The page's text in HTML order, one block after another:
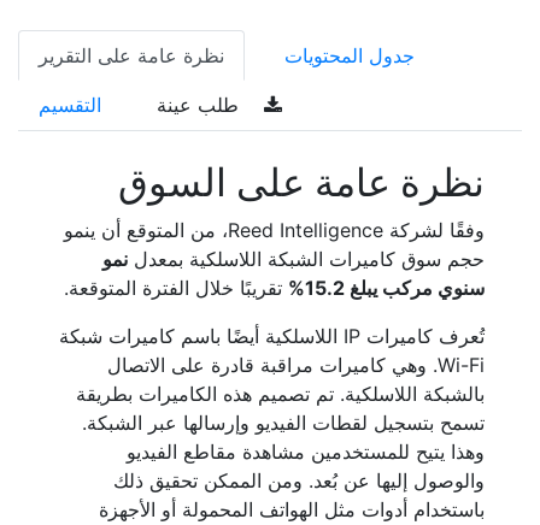
نظرة عامة على التقرير جدول المحتويات
التقسيم
نظرة عامة على السوق
وفقًا لشركة Reed Intelligence، من المتوقع أن ينمو
حجم سوق كاميرات الشبكة اللاسلكية بمعدل نمو
سنوي مركب يبلغ 15.2%
تقريبًا خلال الفترة المتوقعة.
تُعرف كاميرات IP اللاسلكية أيضًا باسم كاميرات شبكة
Wi-Fi. وهي كاميرات مراقبة قادرة على الاتصال
بالشبكة اللاسلكية. تم تصميم هذه الكاميرات بطريقة
تسمح بتسجيل لقطات الفيديو وإرسالها عبر الشبكة.
وهذا يتيح للمستخدمين مشاهدة مقاطع الفيديو
والوصول إليها عن بُعد. ومن الممكن تحقيق ذلك
باستخدام أدوات مثل الهواتف المحمولة أو الأجهزة